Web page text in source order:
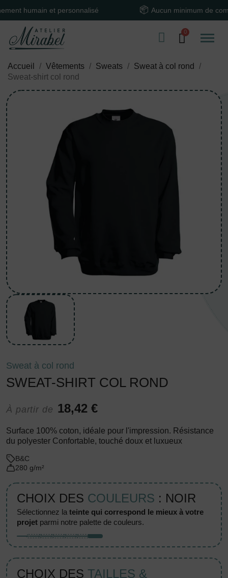
humain et personnalisé Aucun minimum de
Accueil Vêtements Sweats
Sweat à col rond
Sweat-shirt col rond
Sweat à col rond
SWEAT-SHIRT COL ROND
À partir de 18,42 €
Surface 100% coton, idéale pour l'impression. Résistance
du polyester Confortable, touché doux et luxueux
B&C
280 g/m²
CHOIX DES COULEURS : NOIR
sélectionnez lateinte qui correspond le mieux à votre
projet parmi notre palette de couleurs.
CHOIX DES TAILLES &